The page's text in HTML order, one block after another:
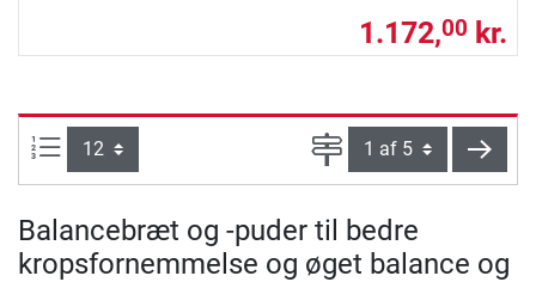
1.172,00 kr.
Artikel pr. side: Side
Balancebræt og -puder til bedre
kropsfornemmelse og øget balance og